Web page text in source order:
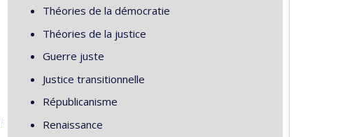
Théories de la démocratie
Théories de la justice
Guerre juste
Justice transitionnelle
Républicanisme
Renaissance